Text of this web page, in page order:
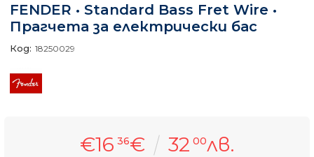
FENDER • Standard Bass Fret Wire •
Прагчета за електрически бас
Код: 18250029
€16 36€ 32 00лв.